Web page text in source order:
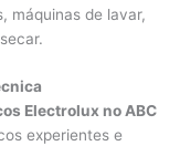
máquinas de lavar,
Electrolux no ABC
experientes e